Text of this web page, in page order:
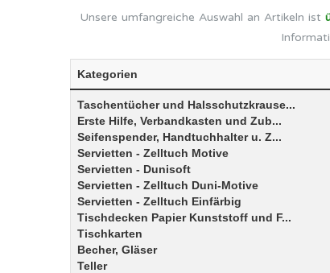
Unsere umfangreiche Auswahl an Artikeln ist
Kategorien
Taschentücher und Halsschutzkrause...
Erste Hilfe, Verbandkasten und Zub...
Seifenspender, Handtuchhalter u. Z...
Servietten - Zelltuch Motive
Servietten - Dunisoft
Servietten - Zelltuch Duni-Motive
Servietten - Zelltuch Einfärbig
Tischdecken Papier Kunststoff und F...
Tischkarten
Becher, Gläser
Teller